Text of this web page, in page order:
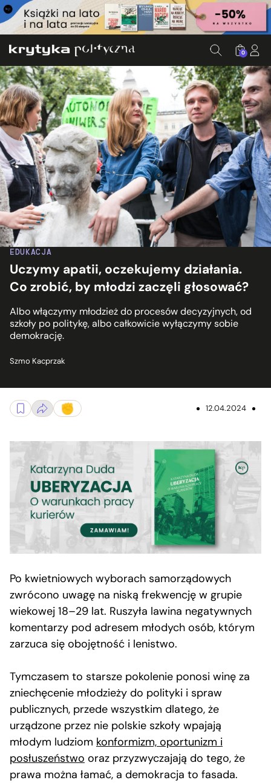
0
EDUKACJA
Uczymy apatii, oczekujemy działania.
Co zrobić, by młodzi zaczęli głosować?
Albo włączymy młodzież do procesów decyzyjnych, od
szkoły po politykę, albo całkowicie wyłączymy sobie
demokrację.
Szmo Kacprzak
12.04.2024
Po kwietniowych wyborach samorządowych
zwrócono uwagę na niską frekwencję w grupie
wiekowej 18–29 lat. Ruszyła lawina negatywnych
komentarzy pod adresem młodych osób, którym
zarzuca się obojętność i lenistwo.
Tymczasem to starsze pokolenie ponosi winę za
zniechęcenie młodzieży do polityki i spraw
publicznych, przede wszystkim dlatego, że
urządzone przez nie polskie szkoły wpajają
młodym ludziom konformizm, oportunizm i
posłuszeństwo oraz przyzwyczajają do tego, że
prawa można łamać, a demokracja to fasada.